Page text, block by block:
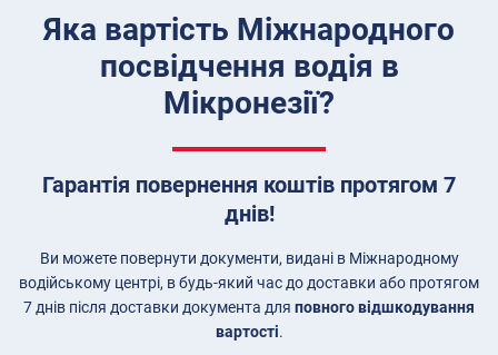
Яка вартість Міжнародного
посвідчення водія в
Мікронезії?
Гарантія повернення коштів протягом 7
днів!
Ви можете повернути документи, видані в Міжнародному
водійському центрі, в будь-який час до доставки або протягом
7 днів після доставки документа для повного відшкодування
вартості.